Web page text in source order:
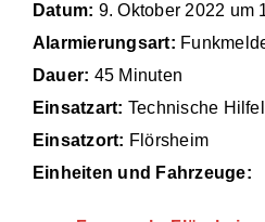
Technik
Datum: 9. Oktober 2022 um
Alarmierungsart:
Dauer: 45 Minuten
Einsatzart: Technische
Einsatzort: Flörsheim
Einheiten und Fahrzeuge: